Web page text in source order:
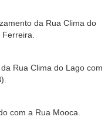
da Rua Clima do
Rua Clima do Lago com
com a Rua Mooca.